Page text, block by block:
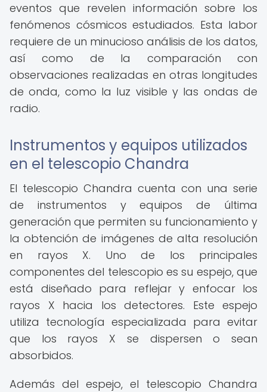
eventos que revelen información sobre los
fenómenos cósmicos estudiados. Esta labor
requiere de un minucioso análisis de los datos,
así como de la comparación con
observaciones realizadas en otras longitudes
de onda, como la luz visible y las ondas de
radio.
Instrumentos y equipos utilizados
en el telescopio Chandra
El telescopio Chandra cuenta con una serie
de instrumentos y equipos de última
generación que permiten su funcionamiento y
la obtención de imágenes de alta resolución
en rayos X. Uno de los principales
componentes del telescopio es su espejo, que
está diseñado para reflejar y enfocar los
rayos X hacia los detectores. Este espejo
utiliza tecnología especializada para evitar
que los rayos X se dispersen o sean
absorbidos.
Además del espejo, el telescopio Chandra